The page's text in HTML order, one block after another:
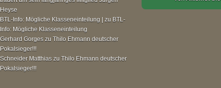
Heyse
BTL-Info: Mögliche Klasseneinteilung | zu BTL-
Info: Mögliche Klasseneinteilung
Gerhard Gorges zu Thilo Ehmann deutscher
Pokalsieger!!!
Schneider Matthias zu Thilo Ehmann deutscher
Pokalsieger!!!